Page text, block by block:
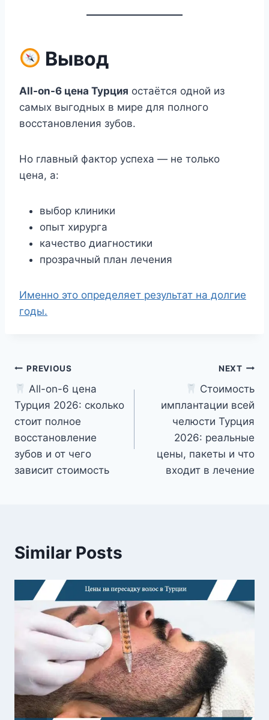
Вывод
All-on-6 цена Турция остаётся одной из
самых выгодных в мире для полного
восстановления зубов.
Но главный фактор успеха — не только
цена, а:
выбор клиники
опыт хирурга
качество диагностики
прозрачный план лечения
Именно это определяет результат на долгие
годы.
Post
navigation
PREVIOUS
All-on-6 цена
Турция 2026: сколько
стоит полное
восстановление
зубов и от чего
зависит стоимость
NEXT
Стоимость
имплантации всей
челюсти Турция
2026: реальные
цены, пакеты и что
входит в лечение
Similar Posts